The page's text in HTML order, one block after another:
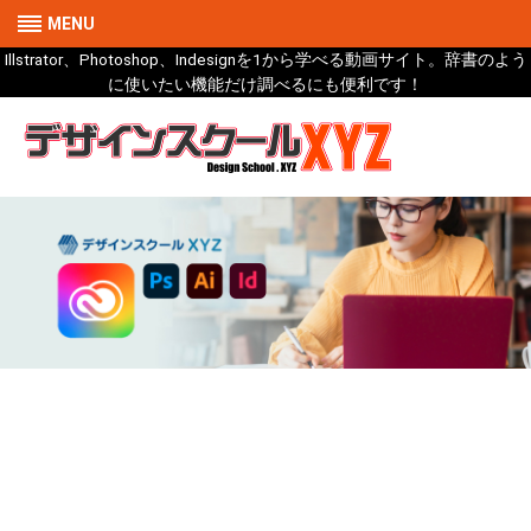
MENU
Illstrator、Photoshop、Indesignを1から学べる動画サイト。辞書のよう
に使いたい機能だけ調べるにも便利です！